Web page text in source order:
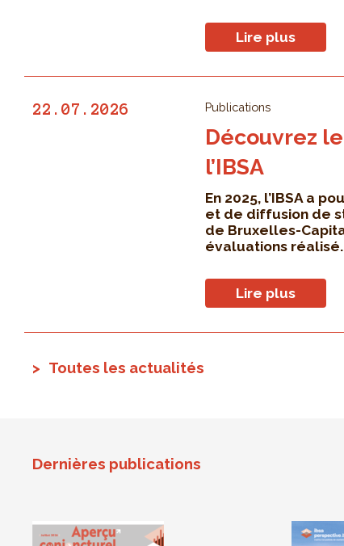
Lire plus
22.07.2026 Publications
Découvrez
l’IBSA
En 2025, l’IBSA a
et de diffusion de
de Bruxelles-
évaluations
Lire plus
Toutes les actualités
Dernières publications